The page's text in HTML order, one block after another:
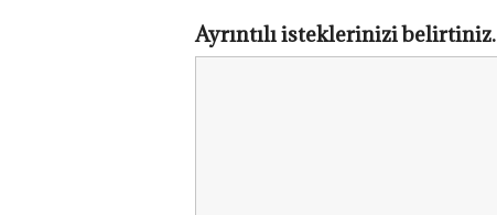
Ayrıntılı isteklerinizi belirtiniz.